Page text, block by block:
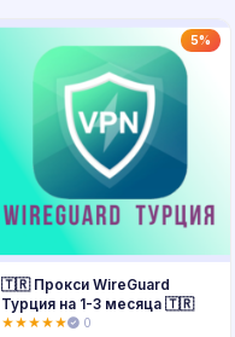
Купить
5%
🇹🇷 Прокси WireGuard
Турция на 1-3 месяца 🇹🇷
★★★★★ 0